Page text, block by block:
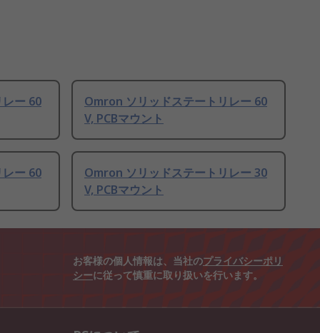
ー 60
Omron ソリッドステートリレー 60
V, PCBマウント
ー 60
Omron ソリッドステートリレー 30
V, PCBマウント
お客様の個人情報は、当社のプライバシーポリ
シーに従って慎重に取り扱いを行います。